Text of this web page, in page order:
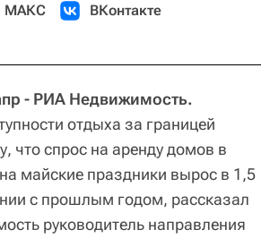
МАКС ВКонтакте
- РИА Недвижимость.
отдыха за границей
что спрос на аренду домов в
майские праздники вырос в 1,5
с прошлым годом, рассказал
руководитель направления